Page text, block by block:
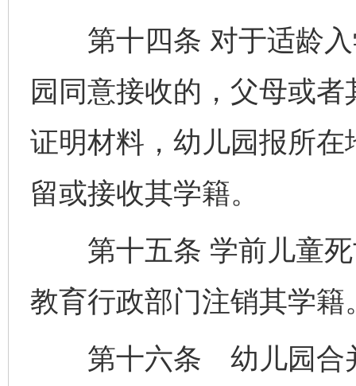
第十四条 对于适龄入
园同意接收的，父母或
证明材料，幼儿园报所
留或接收其学籍。
第十五条 学前儿童死
教育行政部门注销其学籍
第十六条 幼儿园合并